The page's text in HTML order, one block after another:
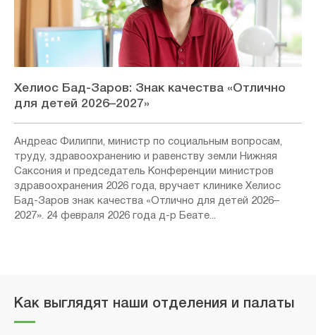
Хелиос Бад-Заров: Знак качества «Отлично
для детей 2026–2027»
Андреас Филиппи, министр по социальным вопросам,
труду, здравоохранению и равенству земли Нижняя
Саксония и председатель Конференции министров
здравоохранения 2026 года, вручает клинике Хелиос
Бад-Заров знак качества «Отлично для детей 2026–
2027». 24 февраля 2026 года д-р Беате...
Как выглядят наши отделения и палаты